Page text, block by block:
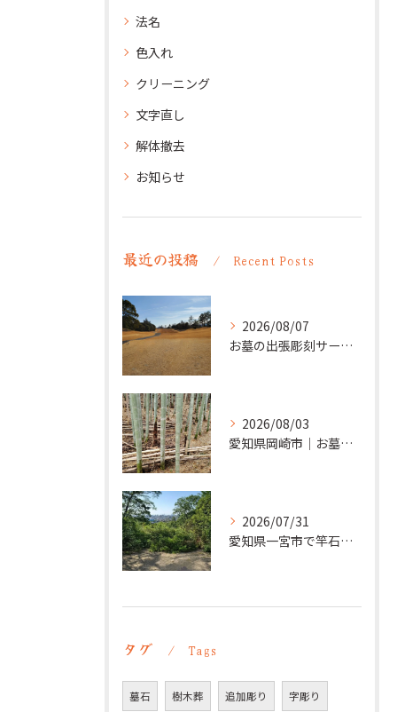
法名
色入れ
クリーニング
文字直し
解体撤去
お知らせ
最近の投稿 Recent Posts
2026/08/07
お墓の出張彫刻サービス【彫刻本舗】愛知県清須市
2026/08/03
愛知県岡崎市｜お墓の追加彫り施工例 ｜彫刻本舗
2026/07/31
愛知県一宮市で竿石への追加彫刻｜彫刻本舗
タグ Tags
墓石 樹木葬 追加彫り 字彫り